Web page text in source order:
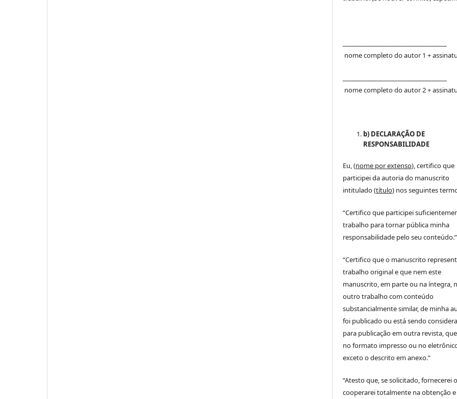
nome completo do autor 1 +
nome completo do autor 2 +
b) DECLARAÇÃO DE
RESPONSABILIDADE
Eu, (nome por extenso), certifico que
participei da autoria do manuscrito
intitulado (título) nos seguintes
“Certifico que participei
trabalho para tornar pública minha
responsabilidade pelo seu conteúdo.”
“Certifico que o manuscrito
trabalho original e que nem este
manuscrito, em parte ou na íntegra,
outro trabalho com conteúdo
substancialmente similar, de minha
foi publicado ou está sendo
para publicação em outra revista,
no formato impresso ou no
exceto o descrito em anexo.”
“Atesto que, se solicitado, fornecerei
cooperarei totalmente na obtenção e